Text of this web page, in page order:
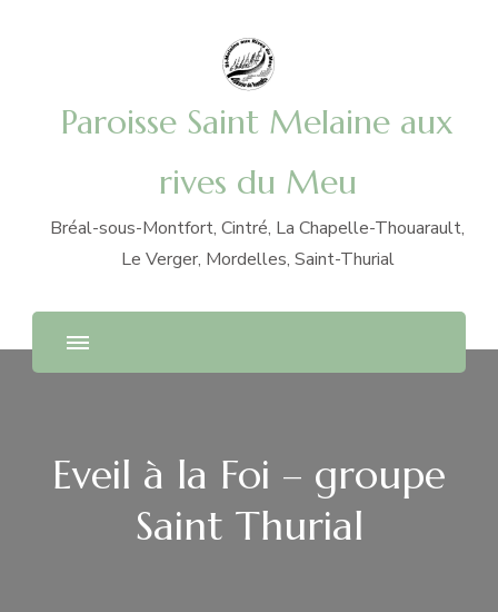
Paroisse Saint Melaine aux
rives du Meu
Bréal-sous-Montfort, Cintré, La Chapelle-Thouarault,
Le Verger, Mordelles, Saint-Thurial
Eveil à la Foi – groupe
Saint Thurial